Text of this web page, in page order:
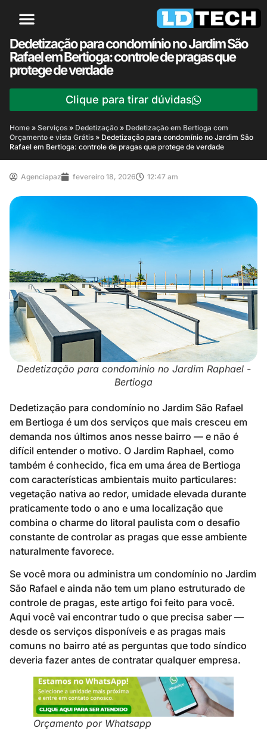
Dedetização para condomínio no Jardim São
Rafael em Bertioga: controle de pragas que
protege de verdade
Clique para tirar dúvidas
Home » Serviços » Dedetização » Dedetização em Bertioga com
Orçamento e vista Grátis » Dedetização para condomínio no Jardim São
Rafael em Bertioga: controle de pragas que protege de verdade
Agenciapaz fevereiro 18, 2026 12:47 am
Dedetização para condominio no Jardim Raphael -
Bertioga
Dedetização para condomínio no Jardim São Rafael
em Bertioga é um dos serviços que mais cresceu em
demanda nos últimos anos nesse bairro — e não é
difícil entender o motivo. O Jardim Raphael, como
também é conhecido, fica em uma área de Bertioga
com características ambientais muito particulares:
vegetação nativa ao redor, umidade elevada durante
praticamente todo o ano e uma localização que
combina o charme do litoral paulista com o desafio
constante de controlar as pragas que esse ambiente
naturalmente favorece.
Se você mora ou administra um condomínio no Jardim
São Rafael e ainda não tem um plano estruturado de
controle de pragas, este artigo foi feito para você.
Aqui você vai encontrar tudo o que precisa saber —
desde os serviços disponíveis e as pragas mais
comuns no bairro até as perguntas que todo síndico
deveria fazer antes de contratar qualquer empresa.
Orçamento por Whatsapp